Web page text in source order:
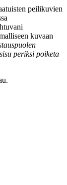
peilikuvien
kuvaan
periksi poiketa